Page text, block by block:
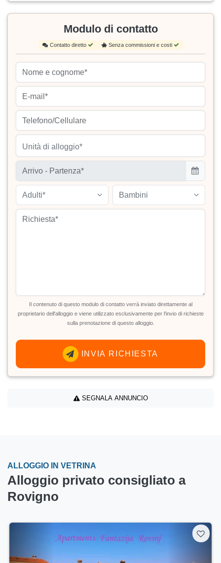
Modulo di contatto
Contatto diretto Senza commissioni e costi
Unità di alloggio*
Adulti* Bambini
Il contenuto di questo modulo di contatto verrà inviato direttamente al
proprietario dell'alloggio e viene utilizzato esclusivamente per l'invio di richieste
sulla prenotazione di questo alloggio.
INVIA RICHIESTA
SEGNALA ANNUNCIO
ALLOGGIO IN VETRINA
Alloggio privato consigliato a
Rovigno